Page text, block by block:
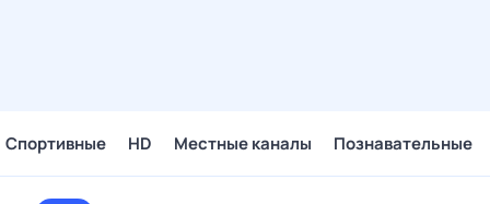
Спортивные HD Местные каналы Познавательные